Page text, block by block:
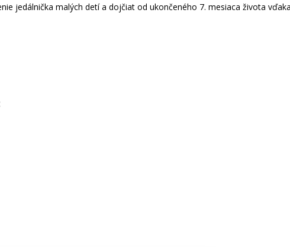
jedálnička malých detí a dojčiat od ukončeného 7. mesiaca života